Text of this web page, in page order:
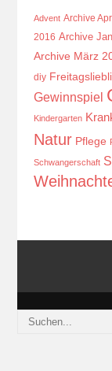
Advent Archive
2016 Archive
Archive März
diy
Gewinnspiel
Kindergarten
Natur Pflege
Schwangerschaft